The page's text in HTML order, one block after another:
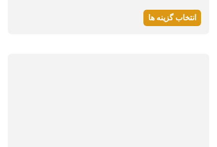
انتخاب گزینه ها